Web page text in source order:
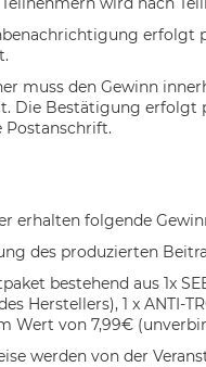
erfolgt
mussden Gewinn
Die Bestätigung erfolgt
Postanschrift.
erhalten folgende
des produzierten
bestehend aus 1x
Herstellers), 1 x ANTI-
Wert von 7,99€
werden von der